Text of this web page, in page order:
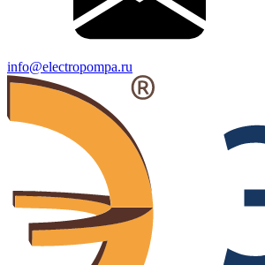
info@electropompa.ru